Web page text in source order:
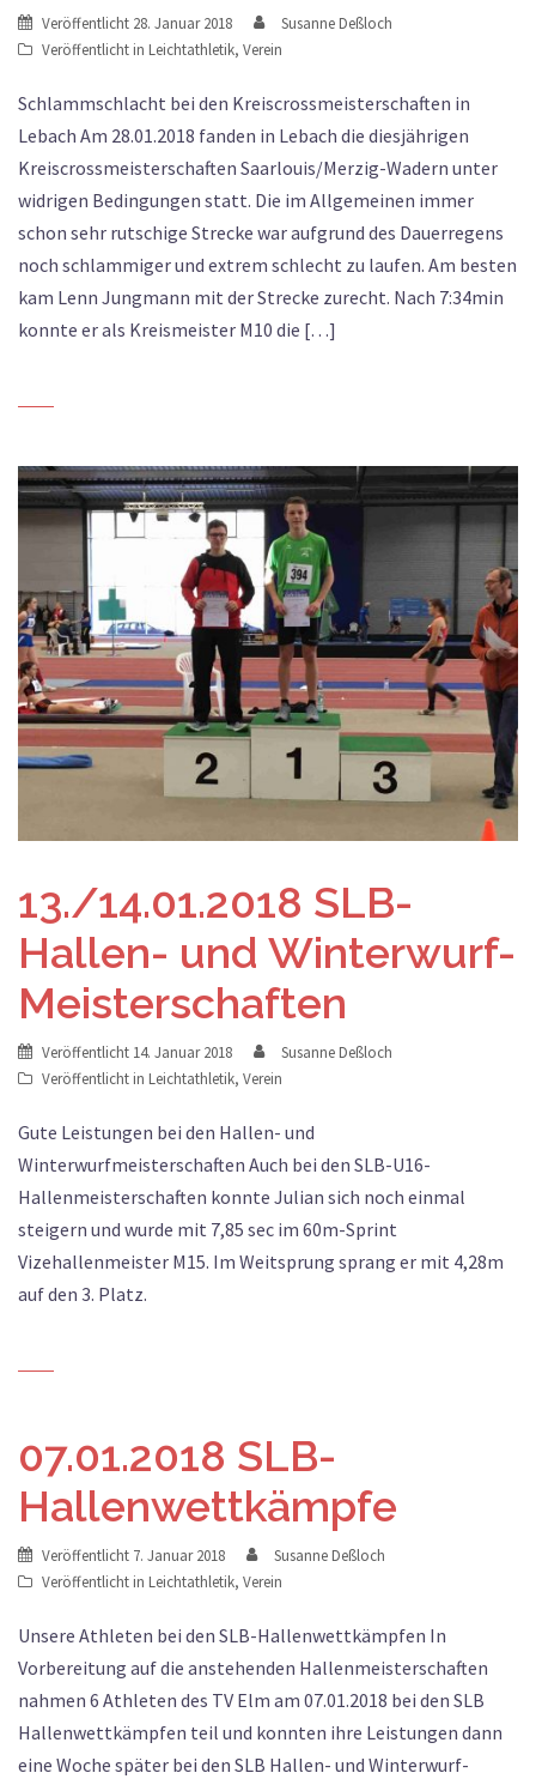
Veröffentlicht 28. Januar 2018
Susanne Deßloch
Veröffentlicht in Leichtathletik, Verein
Schlammschlacht bei den Kreiscrossmeisterschaften in
Lebach Am 28.01.2018 fanden in Lebach die diesjährigen
Kreiscrossmeisterschaften Saarlouis/Merzig-Wadern unter
widrigen Bedingungen statt. Die im Allgemeinen immer
schon sehr rutschige Strecke war aufgrund des Dauerregens
noch schlammiger und extrem schlecht zu laufen. Am besten
kam Lenn Jungmann mit der Strecke zurecht. Nach 7:34min
konnte er als Kreismeister M10 die […]
13./14.01.2018 SLB-
Hallen- und Winterwurf-
Meisterschaften
Veröffentlicht 14. Januar 2018
Susanne Deßloch
Veröffentlicht in Leichtathletik, Verein
Gute Leistungen bei den Hallen- und
Winterwurfmeisterschaften Auch bei den SLB-U16-
Hallenmeisterschaften konnte Julian sich noch einmal
steigern und wurde mit 7,85 sec im 60m-Sprint
Vizehallenmeister M15. Im Weitsprung sprang er mit 4,28m
auf den 3. Platz.
07.01.2018 SLB-
Hallenwettkämpfe
Veröffentlicht 7. Januar 2018
Susanne Deßloch
Veröffentlicht in Leichtathletik, Verein
Unsere Athleten bei den SLB-Hallenwettkämpfen In
Vorbereitung auf die anstehenden Hallen­meisterschaften
nahmen 6 Athleten des TV Elm am 07.01.2018 bei den SLB
Hallen­wettkämpfen teil und konnten ihre Leistungen dann
eine Woche später bei den SLB Hallen- und Winterwurf­